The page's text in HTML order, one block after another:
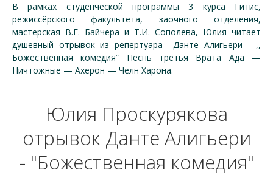
В рамках студенческой программы 3 курса Гитис,
режиссёрского факультета, заочного отделения,
мастерская В.Г. Байчера и Т.И. Сополева, Юлия читает
душевный отрывок из репертуара Данте Алигьери - ,,
Божественная комедия” Песнь третья Врата Ада —
Ничтожные — Ахерон — Челн Харона.
Юлия Проскурякова
отрывок Данте Алигьери
- "Божественная комедия"